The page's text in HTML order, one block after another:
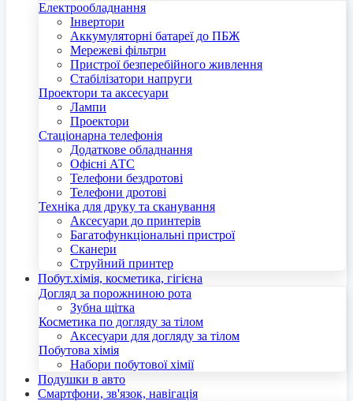
Електрообладнання
Інвертори
Аккумуляторні батареї до ПБЖ
Мережеві фільтри
Пристрої безперебійного живлення
Стабілізатори напруги
Проектори та аксесуари
Лампи
Проектори
Стаціонарна телефонія
Додаткове обладнання
Офісні АТС
Телефони бездротові
Телефони дротові
Техніка для друку та сканування
Аксесуари до принтерів
Багатофункціональні пристрої
Сканери
Струйний принтер
Побут.хімія, косметика, гігієна
Догляд за порожниною рота
Зубна щітка
Косметика по догляду за тілом
Аксесуари для догляду за тілом
Побутова хімія
Набори побутової хімії
Подушки в авто
Смартфони, зв'язок, навігація